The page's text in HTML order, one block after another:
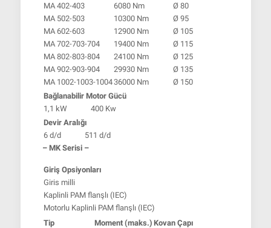
MA 402-403
6080 Nm
Ø 80
MA 502-503
10300 Nm
Ø 95
MA 602-603
12900 Nm
Ø 105
MA 702-703-704
19400 Nm
Ø 115
MA 802-803-804
24100 Nm
Ø 125
MA 902-903-904
29930 Nm
Ø 135
MA 1002-1003-100436000 Nm
Ø 150
Bağlanabilir Motor Gücü
1,1 kW
400 Kw
Devir Aralığı
6 d/d
511 d/d
– MK Serisi –
Giriş Opsiyonları
Giris milli
Kaplinli PAM flanşlı (IEC)
Motorlu Kaplinli PAM flanşlı (IEC)
Tip
Moment (maks.) Kovan Çapı